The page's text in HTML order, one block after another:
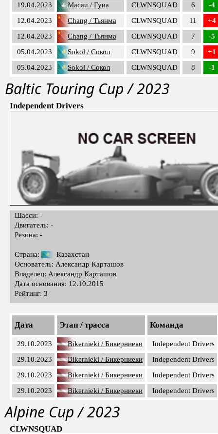
19.04.2023
Macau / Гуиа CLWNSQUAD 6
-4
12.04.2023
Chang / Тьянма CLWNSQUAD 11
+4
12.04.2023
Chang / Тьянма CLWNSQUAD 7
-5
05.04.2023
Sokol / Сокол CLWNSQUAD 9
+1
05.04.2023
Sokol / Сокол CLWNSQUAD 8 -1
Baltic Touring Cup / 2023
Independent Drivers
Шасси: -
Двигатель: -
Резина: -
Страна:
Казахстан
Основатель: Александр Карташов
Владелец: Александр Карташов
Дата основания: 12.10.2015
Рейтинг: 3
Дата Этап / трасса Команда
29.10.2023 Bikernieki / Бикерниеки
Independent Drivers
29.10.2023
Bikernieki / Бикерниеки
Independent Drivers
29.10.2023
Bikernieki / Бикерниеки
Independent Drivers
29.10.2023
Bikernieki / Бикерниеки Independent Drivers
Alpine Cup / 2023
CLWNSQUAD